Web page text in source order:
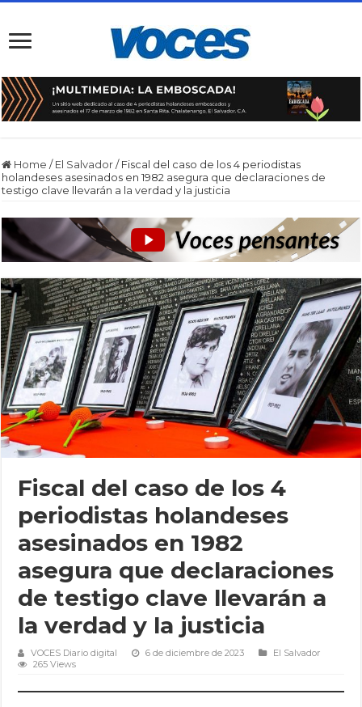
Home / El Salvador / Fiscal del caso de los 4 periodistas
holandeses asesinados en 1982 asegura que declaraciones de
testigo clave llevarán a la verdad y la justicia
Fiscal del caso de los 4
periodistas holandeses
asesinados en 1982
asegura que declaraciones
de testigo clave llevarán a
la verdad y la justicia
VOCES Diario digital 6 de diciembre de 2023
El Salvador
265 Views